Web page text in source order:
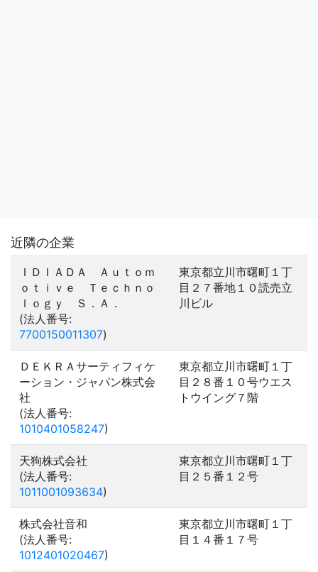
近隣の企業
ＩＤＩＡＤＡ Ａｕｔｏｍ
ｏｔｉｖｅ Ｔｅｃｈｎｏ
ｌｏｇｙ Ｓ．Ａ．
(法人番号:
7700150011307)
東京都立川市曙町１丁
目２７番地１０読売立
川ビル
ＤＥＫＲＡサーティフィケ
ーション・ジャパン株式会
社
(法人番号:
1010401058247)
東京都立川市曙町１丁
目２８番１０号ウエス
トウイング７階
天狗株式会社
(法人番号:
1011001093634)
東京都立川市曙町１丁
目２５番１２号
株式会社音和
(法人番号:
1012401020467)
東京都立川市曙町１丁
目１４番１７号